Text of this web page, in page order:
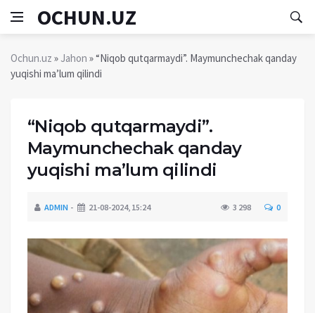
OCHUN.UZ
Ochun.uz » Jahon » “Niqob qutqarmaydi”. Maymunchechak qanday
yuqishi ma’lum qilindi
“Niqob qutqarmaydi”.
Maymunchechak qanday
yuqishi ma’lum qilindi
ADMIN 21-08-2024, 15:24 3 298 0